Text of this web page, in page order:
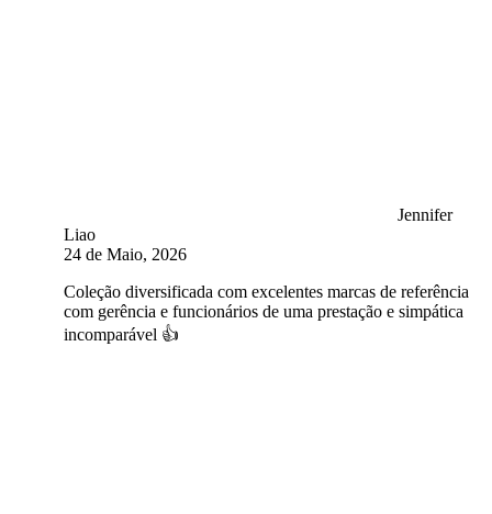
Jennifer
Liao
24 de Maio, 2026
Coleção diversificada com excelentes marcas de referência
com gerência e funcionários de uma prestação e simpática
incomparável 👍